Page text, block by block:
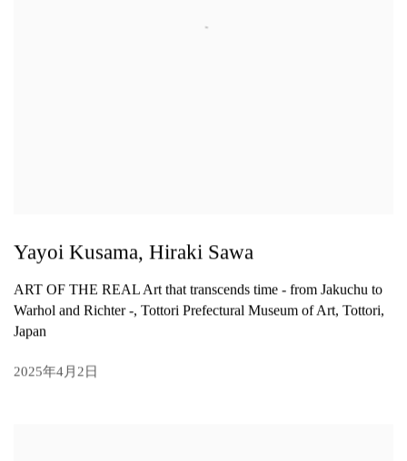
Yayoi Kusama, Hiraki Sawa
ART OF THE REAL Art that transcends time - from Jakuchu to
Warhol and Richter -, Tottori Prefectural Museum of Art, Tottori,
Japan
2025年4月2日